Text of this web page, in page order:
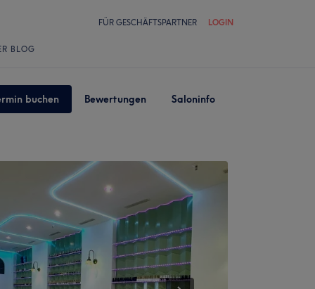
FÜR GESCHÄFTSPARTNER LOGIN
BLOG
buchen Bewertungen Saloninfo